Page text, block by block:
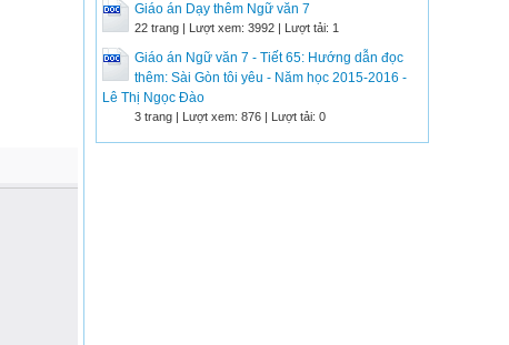
Giáo án Dạy thêm Ngữ văn 7
22 trang | Lượt xem: 3992 | Lượt tải: 1
Giáo án Ngữ văn 7 - Tiết 65: Hướng dẫn đọc
thêm: Sài Gòn tôi yêu - Năm học 2015-2016 -
Lê Thị Ngọc Đào
3 trang | Lượt xem: 876 | Lượt tải: 0